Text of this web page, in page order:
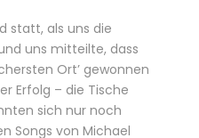
statt, als uns die
uns mitteilte, dass
Ort’ gewonnen
Erfolg – die Tische
sich nur noch
Songs von Michael